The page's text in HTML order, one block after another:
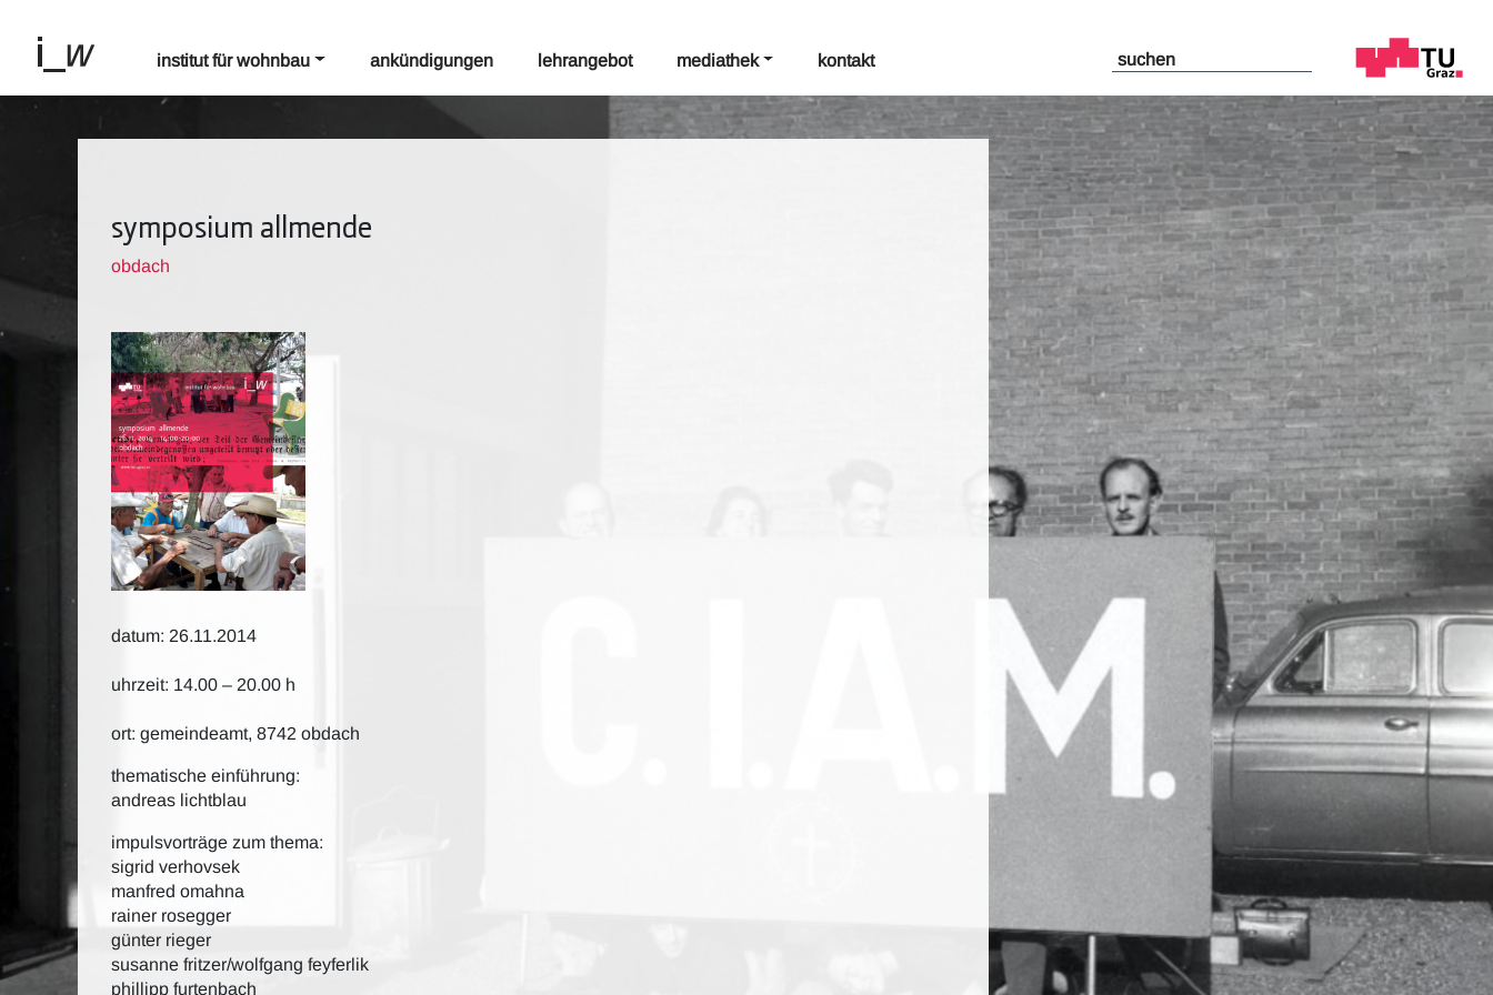
institut für wohnbau ankündigungen lehrangebot mediathek kontakt
symposium allmende
obdach
datum: 26.11.2014
uhrzeit: 14.00 – 20.00 h
ort: gemeindeamt, 8742 obdach
thematische einführung:
andreas lichtblau
impulsvorträge zum thema:
sigrid verhovsek
manfred omahna
rainer rosegger
günter rieger
susanne fritzer/wolfgang feyferlik
phillipp furtenbach